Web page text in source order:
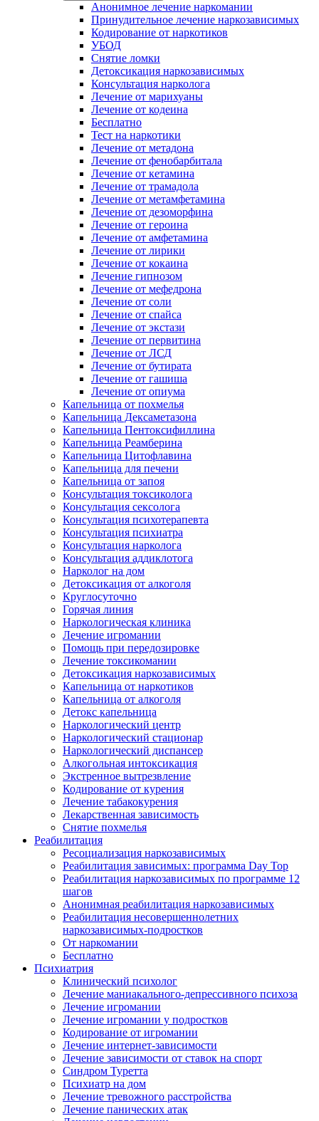
Анонимное лечение наркомании
Принудительное лечение наркозависимых
Кодирование от наркотиков
УБОД
Снятие ломки
Детоксикация наркозависимых
Консультация нарколога
Лечение от марихуаны
Лечение от кодеина
Бесплатно
Тест на наркотики
Лечение от метадона
Лечение от фенобарбитала
Лечение от кетамина
Лечение от трамадола
Лечение от метамфетамина
Лечение от дезоморфина
Лечение от героина
Лечение от амфетамина
Лечение от лирики
Лечение от кокаина
Лечение гипнозом
Лечение от мефедрона
Лечение от соли
Лечение от спайса
Лечение от экстази
Лечение от первитина
Лечение от ЛСД
Лечение от бутирата
Лечение от гашиша
Лечение от опиума
Капельница от похмелья
Капельница Дексаметазона
Капельница Пентоксифиллина
Капельница Реамберина
Капельница Цитофлавина
Капельница для печени
Капельница от запоя
Консультация токсиколога
Консультация сексолога
Консультация психотерапевта
Консультация психиатра
Консультация нарколога
Консультация аддиклотога
Нарколог на дом
Детоксикация от алкоголя
Круглосуточно
Горячая линия
Наркологическая клиника
Лечение игромании
Помощь при передозировке
Лечение токсикомании
Детоксикация наркозависимых
Капельница от наркотиков
Капельница от алкоголя
Детокс капельница
Наркологический центр
Наркологический стационар
Наркологический диспансер
Алкогольная интоксикация
Экстренное вытрезвление
Кодирование от курения
Лечение табакокурения
Лекарственная зависимость
Снятие похмелья
Реабилитация
Ресоциализация наркозависимых
Реабилитация зависимых: программа Day Top
Реабилитация наркозависимых по программе 12
шагов
Анонимная реабилитация наркозависимых
Реабилитация несовершеннолетних
наркозависимых-подростков
От наркомании
Бесплатно
Психиатрия
Клинический психолог
Лечение маниакального-депрессивного психоза
Лечение игромании
Лечение игромании у подростков
Кодирование от игромании
Лечение интернет-зависимости
Лечение зависимости от ставок на спорт
Синдром Туретта
Психиатр на дом
Лечение тревожного расстройства
Лечение панических атак